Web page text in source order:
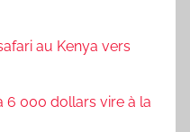
au Kenya vers
6 000 dollars vire à la